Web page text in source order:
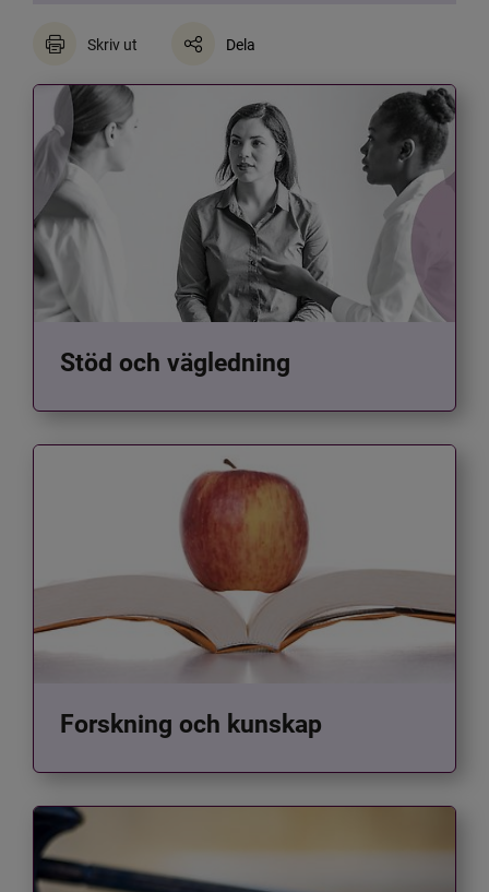
Skriv ut Dela
Stöd och vägledning
Forskning och kunskap